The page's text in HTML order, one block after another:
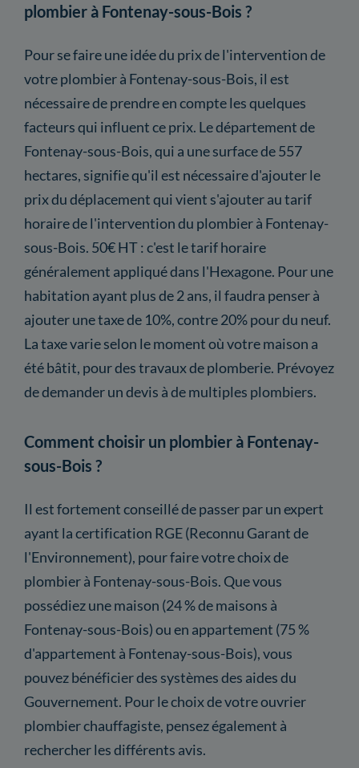
plombier à Fontenay-sous-Bois ?
Pour se faire une idée du prix de l'intervention de
votre plombier à Fontenay-sous-Bois, il est
nécessaire de prendre en compte les quelques
facteurs qui influent ce prix. Le département de
Fontenay-sous-Bois, qui a une surface de 557
hectares, signifie qu'il est nécessaire d'ajouter le
prix du déplacement qui vient s'ajouter au tarif
horaire de l'intervention du plombier à Fontenay-
sous-Bois. 50€ HT : c'est le tarif horaire
généralement appliqué dans l'Hexagone. Pour une
habitation ayant plus de 2 ans, il faudra penser à
ajouter une taxe de 10%, contre 20% pour du neuf.
La taxe varie selon le moment où votre maison a
été bâtit, pour des travaux de plomberie. Prévoyez
de demander un devis à de multiples plombiers.
Comment choisir un plombier à Fontenay-
sous-Bois ?
Il est fortement conseillé de passer par un expert
ayant la certification RGE (Reconnu Garant de
l'Environnement), pour faire votre choix de
plombier à Fontenay-sous-Bois. Que vous
possédiez une maison (24 % de maisons à
Fontenay-sous-Bois) ou en appartement (75 %
d'appartement à Fontenay-sous-Bois), vous
pouvez bénéficier des systèmes des aides du
Gouvernement. Pour le choix de votre ouvrier
plombier chauffagiste, pensez également à
rechercher les différents avis.